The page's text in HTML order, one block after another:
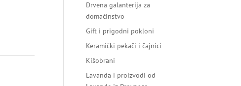
Drvena galanterija za
domaćinstvo
Gift i prigodni pokloni
Keramički pekači i čajnici
Kišobrani
Lavanda i proizvodi od